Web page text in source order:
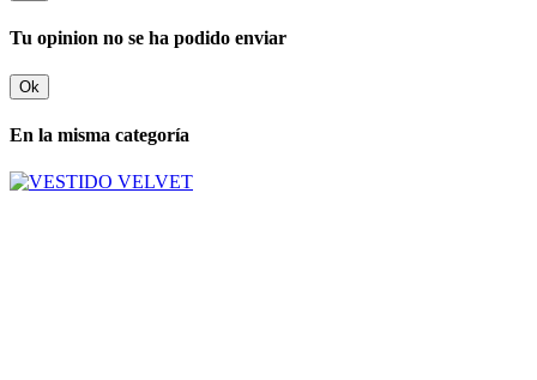
Tu opinion no se ha podido enviar
Ok
En la misma categoría